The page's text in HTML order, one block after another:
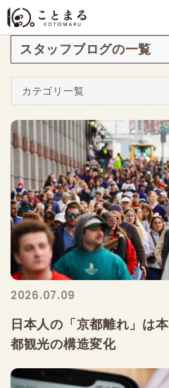
お知らせ 2025年9月
スタッフブログの一覧
カテゴリ一覧
2026.07.09
日本人の「京都離れ」は
都観光の構造変化